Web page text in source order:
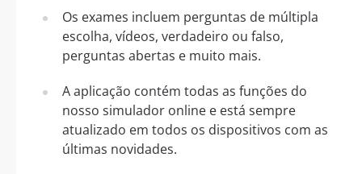
Os exames incluem perguntas de múltipla
escolha, vídeos, verdadeiro ou falso,
perguntas abertas e muito mais.
A aplicação contém todas as funções do
nosso simulador online e está sempre
atualizado em todos os dispositivos com as
últimas novidades.